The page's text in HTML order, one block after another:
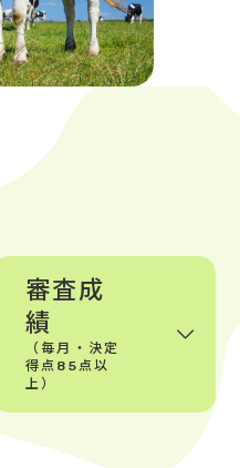
審査成
績
（毎月・決定
得点85点以
上）